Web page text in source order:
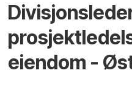
eiendom -